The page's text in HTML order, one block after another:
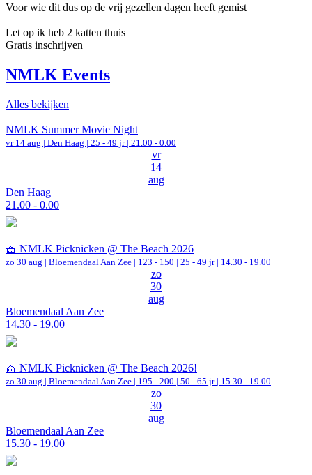
Voor wie dit dus op de vrij gezellen dagen heeft gemist
Let op ik heb 2 katten thuis
Gratis inschrijven
NMLK Events
Alles bekijken
NMLK Summer Movie Night
vr 14 aug | Den Haag | 25 - 49 jr | 21.00 - 0.00
vr
14
aug
Den Haag
21.00 - 0.00
🧺 NMLK Picknicken @ The Beach 2026
zo 30 aug | Bloemendaal Aan Zee | 123 - 150 | 25 - 49 jr | 14.30 - 19.00
zo
30
aug
Bloemendaal Aan Zee
14.30 - 19.00
🧺 NMLK Picknicken @ The Beach 2026!
zo 30 aug | Bloemendaal Aan Zee | 195 - 200 | 50 - 65 jr | 15.30 - 19.00
zo
30
aug
Bloemendaal Aan Zee
15.30 - 19.00